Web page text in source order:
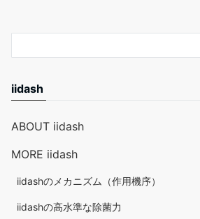
iidash
ABOUT iidash
MORE iidash
iidashのメカニズム（作用機序）
iidashの高水準な除菌力